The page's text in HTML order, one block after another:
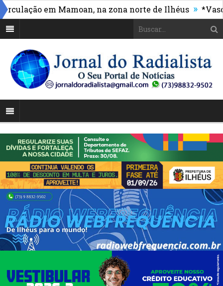
em Mamoan, na zona norte de Ilhéus » *Vasco